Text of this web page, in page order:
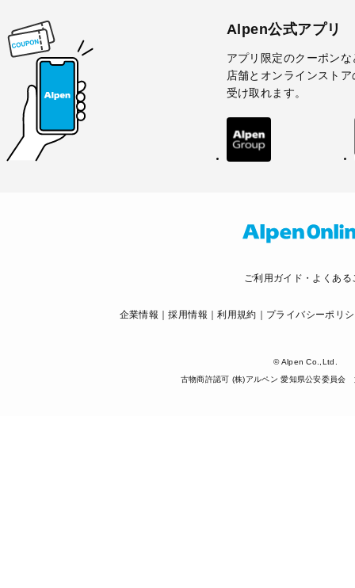
Alpen公式アプリ
アプリ限定のクーポンな
店舗とオンラインスト
受け取れます。
ご利用ガイド・よくある
企業情報 採用情報 利用規約 プライバシーポリ
© Alpen Co.,Ltd.
古物商許認可 (株)アルペン 愛知県公安委員